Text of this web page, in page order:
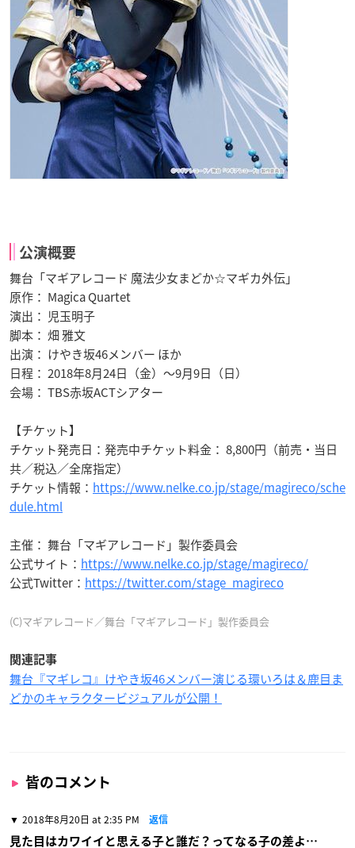
公演概要
舞台「マギアレコード 魔法少女まどか☆マギカ外伝」
原作： Magica Quartet
演出： 児玉明子
脚本： 畑 雅文
出演： けやき坂46メンバー ほか
日程： 2018年8月24日（金）～9月9日（日）
会場： TBS赤坂ACTシアター
【チケット】
チケット発売日：発売中チケット料金： 8,800円（前売・当日
共／税込／全席指定）
チケット情報： https://www.nelke.co.jp/stage/magireco/sche
dule.html
主催： 舞台「マギアレコード」製作委員会
公式サイト： https://www.nelke.co.jp/stage/magireco/
公式Twitter： https://twitter.com/stage_magireco
(C)マギアレコード／舞台「マギアレコード」製作委員会
関連記事
舞台『マギレコ』けやき坂46メンバー演じる環いろは＆鹿目ま
どかのキャラクタービジュアルが公開！
皆のコメント
2018年8月20日 at 2:35 PM 返信
見た目はカワイイと思える子と誰だ？ってなる子の差よ…